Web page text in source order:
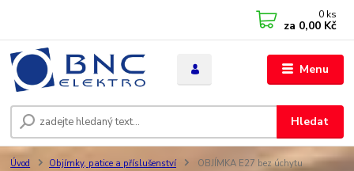
Menu
Hledat
0 ks
za 0,00 Kč
Úvod Objímky, patice a příslušenství OBJÍMKA E27 bez úchytu